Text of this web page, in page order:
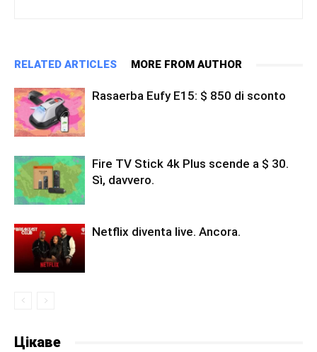
RELATED ARTICLES MORE FROM AUTHOR
Rasaerba Eufy E15: $ 850 di sconto
Fire TV Stick 4k Plus scende a $ 30.
Sì, davvero.
Netflix diventa live. Ancora.
Цікаве